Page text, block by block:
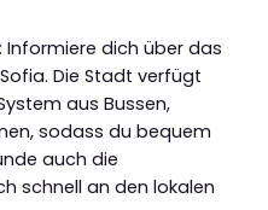
Informiere dich über das
Die Stadt verfügt
aus Bussen,
sodass du bequem
auch die
schnell an den lokalen